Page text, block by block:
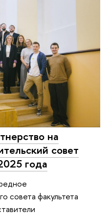
на
совет
года
совета факультета